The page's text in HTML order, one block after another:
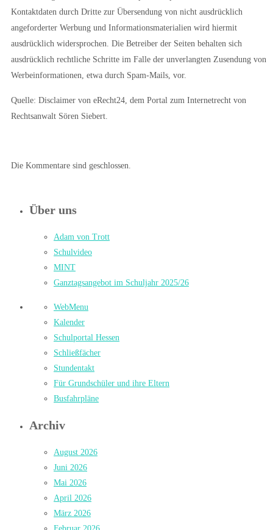
Kontaktdaten durch Dritte zur Übersendung von nicht ausdrücklich
angeforderter Werbung und Informationsmaterialien wird hiermit
ausdrücklich widersprochen. Die Betreiber der Seiten behalten sich
ausdrücklich rechtliche Schritte im Falle der unverlangten Zusendung von
Werbeinformationen, etwa durch Spam-Mails, vor.
Quelle: Disclaimer von eRecht24, dem Portal zum Internetrecht von
Rechtsanwalt Sören Siebert.
Die Kommentare sind geschlossen.
Über uns
Adam von Trott
Schulvideo
MINT
Ganztagsangebot im Schuljahr 2025/26
WebMenu
Kalender
Schulportal Hessen
Schließfächer
Stundentakt
Für Grundschüler und ihre Eltern
Busfahrpläne
Archiv
August 2026
Juni 2026
Mai 2026
April 2026
März 2026